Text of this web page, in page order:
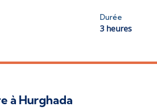
Durée
3 heures
à Hurghada